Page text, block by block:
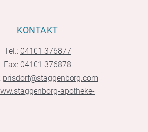
KONTAKT
Tel.: 04101 376877
Fax: 04101 376878
prisdorf@staggenborg.com
apotheke-